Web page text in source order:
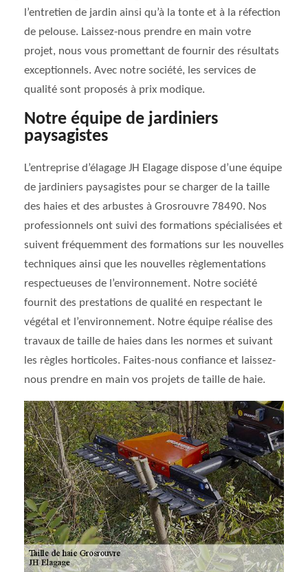
l’entretien de jardin ainsi qu’à la tonte et à la réfection
de pelouse. Laissez-nous prendre en main votre
projet, nous vous promettant de fournir des résultats
exceptionnels. Avec notre société, les services de
qualité sont proposés à prix modique.
Notre équipe de jardiniers
paysagistes
L’entreprise d’élagage JH Elagage dispose d’une équipe
de jardiniers paysagistes pour se charger de la taille
des haies et des arbustes à Grosrouvre 78490. Nos
professionnels ont suivi des formations spécialisées et
suivent fréquemment des formations sur les nouvelles
techniques ainsi que les nouvelles règlementations
respectueuses de l’environnement. Notre société
fournit des prestations de qualité en respectant le
végétal et l’environnement. Notre équipe réalise des
travaux de taille de haies dans les normes et suivant
les règles horticoles. Faites-nous confiance et laissez-
nous prendre en main vos projets de taille de haie.